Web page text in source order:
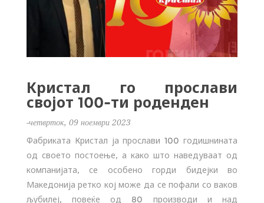
Кристал го прослави
својот 100-ти роденден
-четврток, 09 ноември 2023
Фабриката Кристал ја прослави 100 годишнината
од своето постоење, а како што наведуваат од
компанијата, се особено горди бидејки во
Македонија ретко кој може да се пофали со ваков
љубилеј, повеќе од 80 производи и над